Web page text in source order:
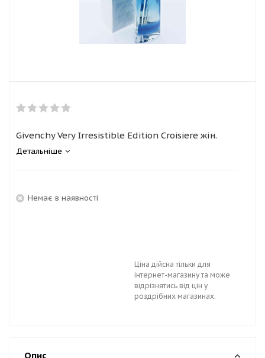
Givenchy Very Irresistible Edition Croisiere жін.
Детальніше
Немає в наявності
Ціна дійсна тільки для
інтернет-магазину та може
відрізнятись від цін у
роздрібних магазинах.
Опис